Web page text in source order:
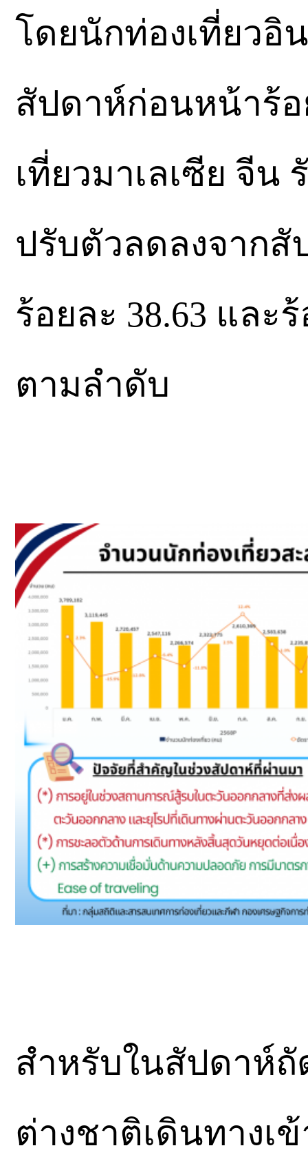
โดยนักท่องเที่ยวอิ
สัปดาห์ก่อนหน้าร้
เที่ยวมาเลเซีย จีน
ปรับตัวลดลงจากสั
ร้อยละ 38.63 และ
ตามลำดับ
สําหรับในสัปดาห์ถั
ต่างชาติเดินทางเ